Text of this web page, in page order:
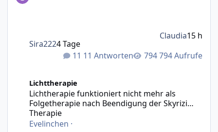
11 Antworten 794 Aufrufe
Sira2224 Tage
Claudia15 h
Lichttherapie
Lichtherapie funktioniert nicht mehr als
Folgetherapie nach Beendigung der Skyrizi
Therapie
Evelinchen ·